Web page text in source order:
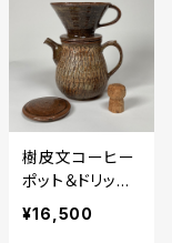
樹皮文コーヒー
ポット＆ドリッパ
ー
¥16,500